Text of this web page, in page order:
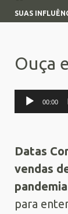
SUAS
Ouça
Tocador
de
00:00
Datas
vendas
pandemia
para